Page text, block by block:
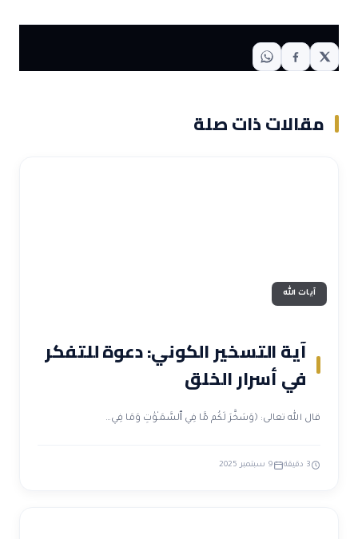
مقالات ذات صلة
آيات الله
آية التسخير الكوني: دعوة للتفكر
في أسرار الخلق
قال الله تعالى: ﴿وَسَخَّرَ لَكُم مَّا فِي ٱلسَّمَـٰوَٰتِ وَمَا فِي…
3 دقيقة 9 سبتمبر 2025